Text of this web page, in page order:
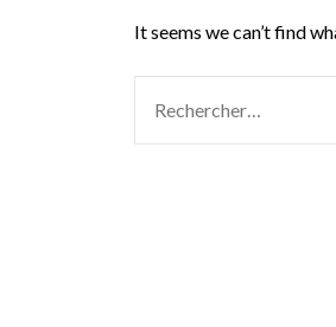
It seems we can’t find